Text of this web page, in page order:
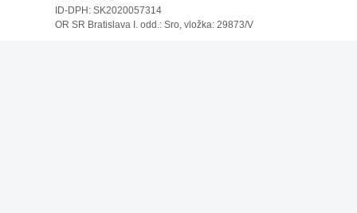
ID-DPH: SK2020057314
OR SR Bratislava I. odd.: Sro, vložka: 29873/V